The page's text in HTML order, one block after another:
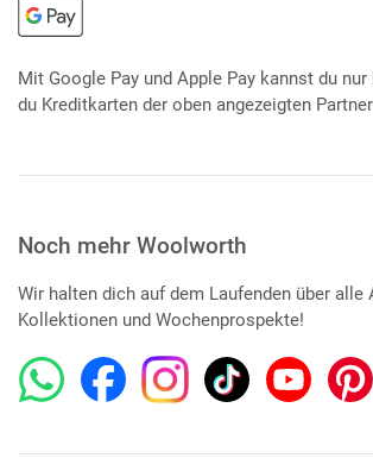
Mit Google Pay und Apple Pay kannst du nur
du Kreditkarten der oben angezeigten
Noch mehr Woolworth
Wir halten dich auf dem Laufenden über alle
Kollektionen und Wochenprospekte!